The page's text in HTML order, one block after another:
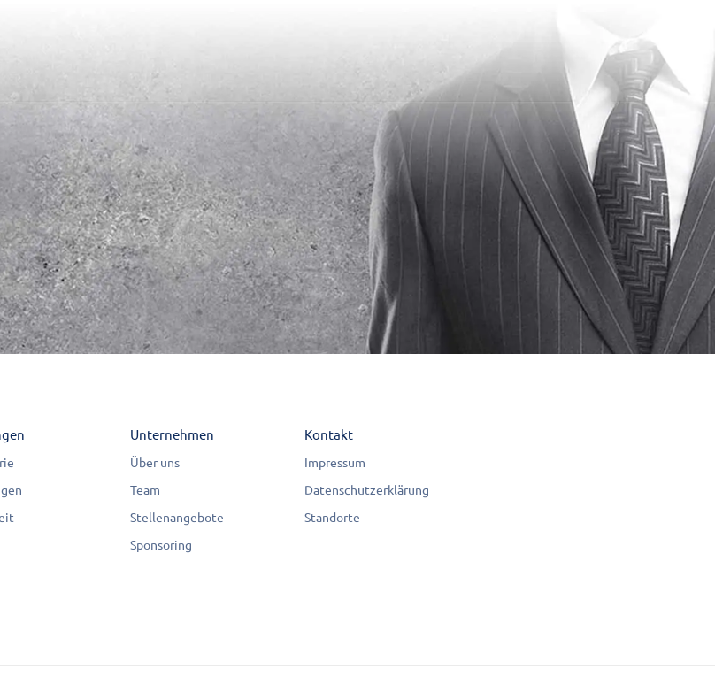
Unternehmen
Über uns
Team
Stellenangebote
Sponsoring
Kontakt
Impressum
Datenschutzerklärung
Standorte